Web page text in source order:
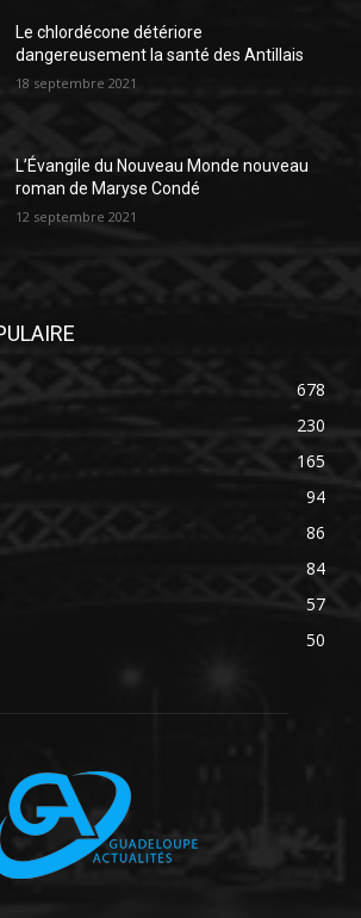
Le chlordécone détériore
dangereusement la santé des Antillais
18 septembre 2021
L’Évangile du Nouveau Monde nouveau
roman de Maryse Condé
12 septembre 2021
678
230
165
94
86
84
57
50